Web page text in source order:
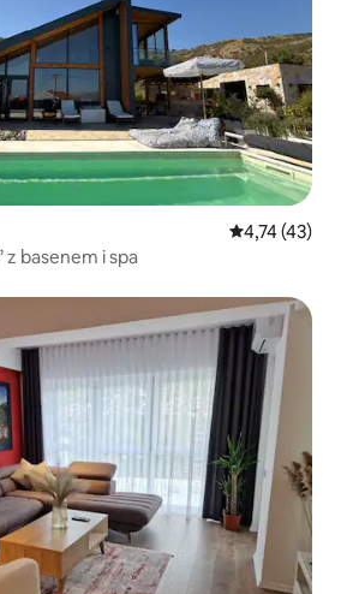
Średnia
4,74 (43)
z basenem i spa